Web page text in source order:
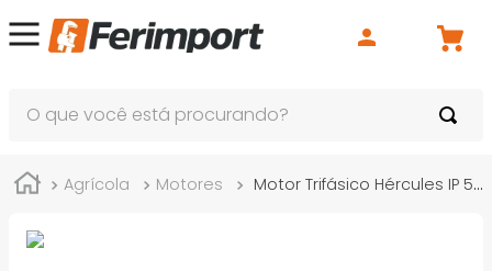
Agrícola Motores Motor Trifásico Hércules IP 55 IR3 4P 5CV